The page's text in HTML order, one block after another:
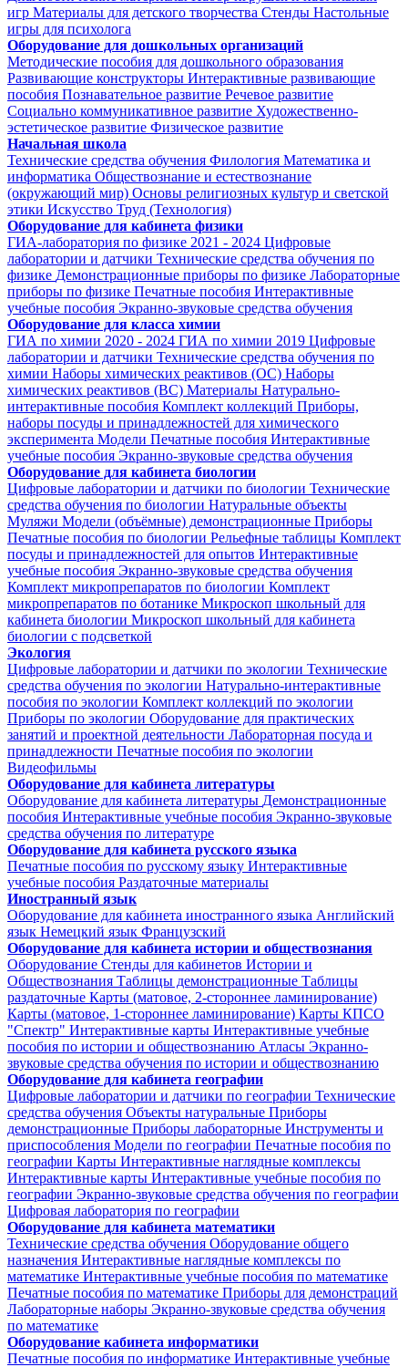
игр Материалы для детского творчества Стенды Настольные
игры для психолога
Оборудование для дошкольных организаций
Методические пособия для дошкольного образования
Развивающие конструкторы Интерактивные развивающие
пособия Познавательное развитие Речевое развитие
Социально коммуникативное развитие Художественно-
эстетическое развитие Физическое развитие
Начальная школа
Технические средства обучения Филология Математика и
информатика Обществознание и естествознание
(окружающий мир) Основы религиозных культур и светской
этики Искусство Труд (Технология)
Оборудование для кабинета физики
ГИА-лаборатория по физике 2021 - 2024 Цифровые
лаборатории и датчики Технические средства обучения по
физике Демонстрационные приборы по физике Лабораторные
приборы по физике Печатные пособия Интерактивные
учебные пособия Экранно-звуковые средства обучения
Оборудование для класса химии
ГИА по химии 2020 - 2024 ГИА по химии 2019 Цифровые
лаборатории и датчики Технические средства обучения по
химии Наборы химических реактивов (ОС) Наборы
химических реактивов (ВС) Материалы Натурально-
интерактивные пособия Комплект коллекций Приборы,
наборы посуды и принадлежностей для химического
эксперимента Модели Печатные пособия Интерактивные
учебные пособия Экранно-звуковые средства обучения
Оборудование для кабинета биологии
Цифровые лаборатории и датчики по биологии Технические
средства обучения по биологии Натуральные объекты
Муляжи Модели (объёмные) демонстрационные Приборы
Печатные пособия по биологии Рельефные таблицы Комплект
посуды и принадлежностей для опытов Интерактивные
учебные пособия Экранно-звуковые средства обучения
Комплект микропрепаратов по биологии Комплект
микропрепаратов по ботанике Микроскоп школьный для
кабинета биологии Микроскоп школьный для кабинета
биологии с подсветкой
Экология
Цифровые лаборатории и датчики по экологии Технические
средства обучения по экологии Натурально-интерактивные
пособия по экологии Комплект коллекций по экологии
Приборы по экологии Оборудование для практических
занятий и проектной деятельности Лабораторная посуда и
принадлежности Печатные пособия по экологии
Видеофильмы
Оборудование для кабинета литературы
Оборудование для кабинета литературы Демонстрационные
пособия Интерактивные учебные пособия Экранно-звуковые
средства обучения по литературе
Оборудование для кабинета русского языка
Печатные пособия по русскому языку Интерактивные
учебные пособия Раздаточные материалы
Иностранный язык
Оборудование для кабинета иностранного языка Английский
язык Немецкий язык Французский
Оборудование для кабинета истории и обществознания
Оборудование Стенды для кабинетов Истории и
Обществознания Таблицы демонстрационные Таблицы
раздаточные Карты (матовое, 2-стороннее ламинирование)
Карты (матовое, 1-стороннее ламинирование) Карты КПСО
"Спектр" Интерактивные карты Интерактивные учебные
пособия по истории и обществознанию Атласы Экранно-
звуковые средства обучения по истории и обществознанию
Оборудование для кабинета географии
Цифровые лаборатории и датчики по географии Технические
средства обучения Объекты натуральные Приборы
демонстрационные Приборы лабораторные Инструменты и
приспособления Модели по географии Печатные пособия по
географии Карты Интерактивные наглядные комплексы
Интерактивные карты Интерактивные учебные пособия по
географии Экранно-звуковые средства обучения по географии
Цифровая лаборатория по географии
Оборудование для кабинета математики
Технические средства обучения Оборудование общего
назначения Интерактивные наглядные комплексы по
математике Интерактивные учебные пособия по математике
Печатные пособия по математике Приборы для демонстраций
Лабораторные наборы Экранно-звуковые средства обучения
по математике
Оборудование кабинета информатики
Печатные пособия по информатике Интерактивные учебные